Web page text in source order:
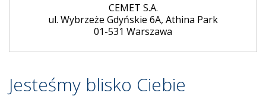
CEMET S.A.
ul. Wybrzeże Gdyńskie 6A, Athina Park
01-531 Warszawa
Jesteśmy blisko Ciebie